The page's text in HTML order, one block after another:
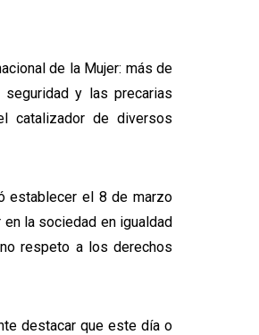
de la Mujer: más de
y las precarias
catalizador de diversos
establecer el 8 de marzo
la sociedad en igualdad
respeto a los derechos
destacar que este día o